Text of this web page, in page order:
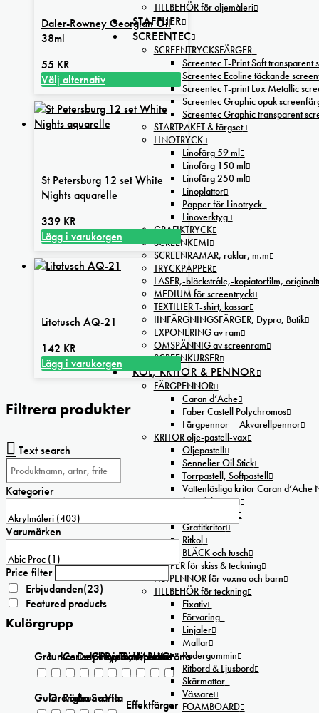
TILLBEHÖR för oljemåleri
STAFFLIER
SCREENTEC
SCREENTRYCKSFÄRGER
Screentec T-Print Soft transparent
Screentec Ecoline täckande
Screentec T-print Lux Metallic
Screentec Graphic opak
Screentec Graphic transparent
STARTPAKET & färgset
LINOTRYCK
Linofärg 59 ml
Linofärg 150 ml
Linofärg 250 ml
Linoplattor
Papper för Linotryck
Linoverktyg
GRAFIKTRYCK
SCREENKEMI
SCREENRAMAR, raklar, m.m
TRYCKPAPPER
LASER,-bläckstråle,-kopiatorfilm,
MEDIUM för screentryck
TEXTILIER T-shirt, kassar
IINFÄRGNINGSFÄRGER, Dypro, Batik
EXPONERING av ram
OMSPÄNNIG av screenram
SCREENKURSER
KOL, KRITOR & PENNOR
FÄRGPENNOR
Caran d’Ache
Faber Castell Polychromos
Färgpennor – Akvarellpennor
KRITOR olje-pastell-vax
Oljepastell
Sennelier Oil Stick
Torrpastell, Softpastell
Vattenlösliga kritor Caran d’Ache
KOL och grafitbaserat
Grafitkritor
Ritkol
BLÄCK och tusch
PAPPER för skiss & teckning
FILTPENNOR för vuxna och barn
TILLBEHÖR för teckning
Fixativ
Förvaring
Linjaler
Mallar
Radergummin
Ritbord & Ljusbord
Skärmattor
Vässare
FOAMBOARD
varianter.
De
alternativen
kan
väljas
på
produktsidan
Daler-Rowney Georgian Oil
38ml
55 KR
Välj alternativ
här
produkten
De
olika
kan
väljas
på
produktsidan
St Petersburg 12 set White
Nights aquarelle
339 KR
Lägg i varukorgen
Litotusch AQ-21
142 KR
Lägg i varukorgen
Filtrera produkter
Text search
Kategorier
Varumärken
Price filter
Erbjudanden(23)
Featured products
Kulörgrupp
GråturkosCerise/Paprika
Delphinium/Menthe
Grey/Pink
RosaTransparent
Violetta
BlåaGröna
GulaOrangea
RödaBrunaSvarta
Vita Effektfärger